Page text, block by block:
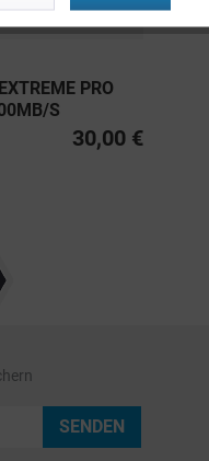
PRO
S
30,00 €
SENDEN